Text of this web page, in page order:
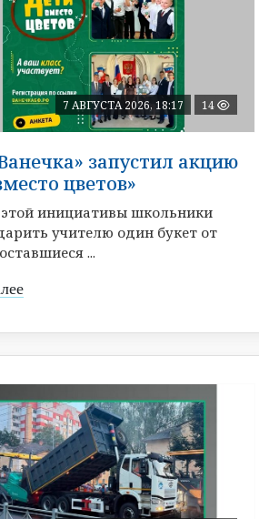
7 АВГУСТА 2026, 18:17 14
запустил акцию
цветов»
инициативы школьники
учителю один букет от
...